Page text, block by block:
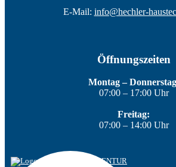
E-Mail: info@hechler-
Öffnungszeiten
Montag –
07:00 – 17:00 Uhr
Freitag:
07:00 – 14:00 Uhr